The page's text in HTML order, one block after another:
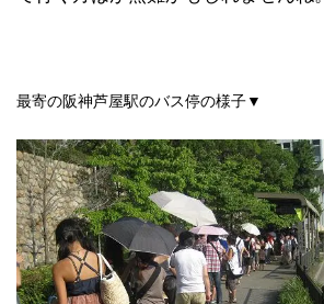
最寄の阪神芦屋駅のバス停の様子▼